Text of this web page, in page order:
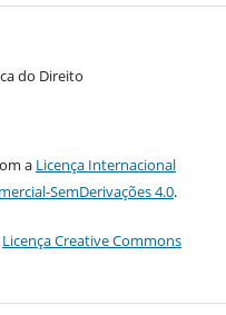
do Direito
a Licença Internacional
SemDerivações 4.0.
Licença Creative Commons